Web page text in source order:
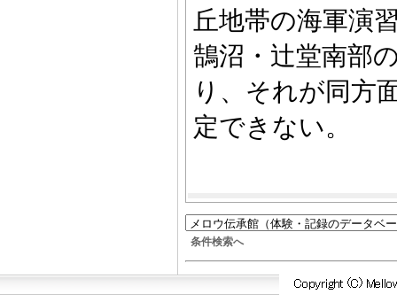
丘地帯の海軍演
鵠沼・辻堂南部
り、それが同方
定できない。
条件検索へ